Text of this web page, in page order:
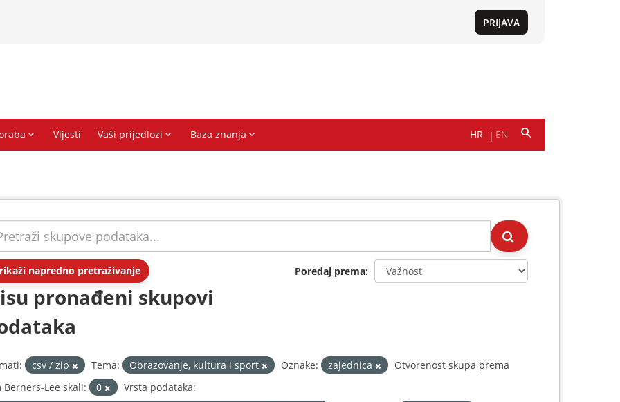
napredno pretraživanje Poredaj prema
pronađeni skupovi
csv / zip Tema: Obrazovanje, kultura i sport Oznake: zajednica
Otvorenost skupa prema
Berners-Lee skali:
0
Vrsta podataka: